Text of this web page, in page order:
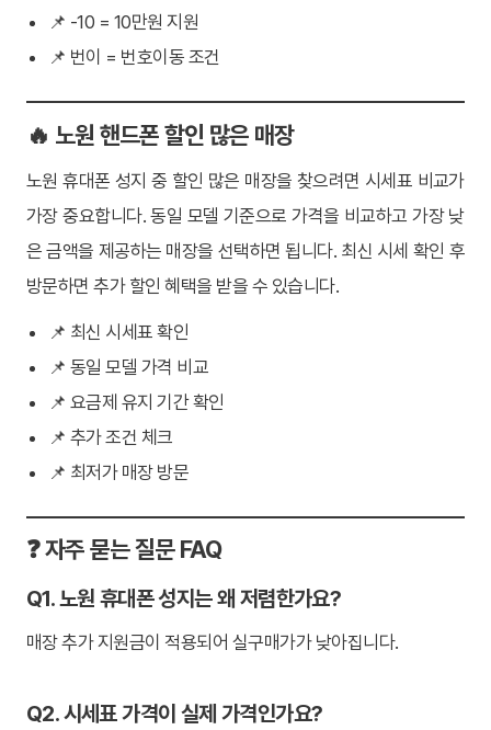
📌 -10 = 10만원 지원
📌 번이 = 번호이동 조건
🔥 노원 핸드폰 할인 많은 매장
노원 휴대폰 성지 중 할인 많은 매장을 찾으려면 시세표 비교가
가장 중요합니다. 동일 모델 기준으로 가격을 비교하고 가장 낮
은 금액을 제공하는 매장을 선택하면 됩니다. 최신 시세 확인 후
방문하면 추가 할인 혜택을 받을 수 있습니다.
📌 최신 시세표 확인
📌 동일 모델 가격 비교
📌 요금제 유지 기간 확인
📌 추가 조건 체크
📌 최저가 매장 방문
❓ 자주 묻는 질문 FAQ
Q1. 노원 휴대폰 성지는 왜 저렴한가요?
매장 추가 지원금이 적용되어 실구매가가 낮아집니다.
Q2. 시세표 가격이 실제 가격인가요?